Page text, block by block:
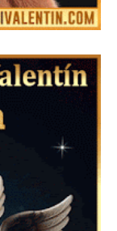
para Amigas